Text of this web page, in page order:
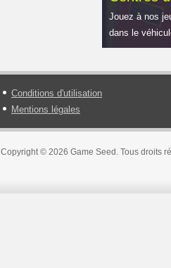
Jouez à nos
dans le
Conditions d'utilisation
Mentions légales
Copyright © 2026 Game Seed. Tous droits